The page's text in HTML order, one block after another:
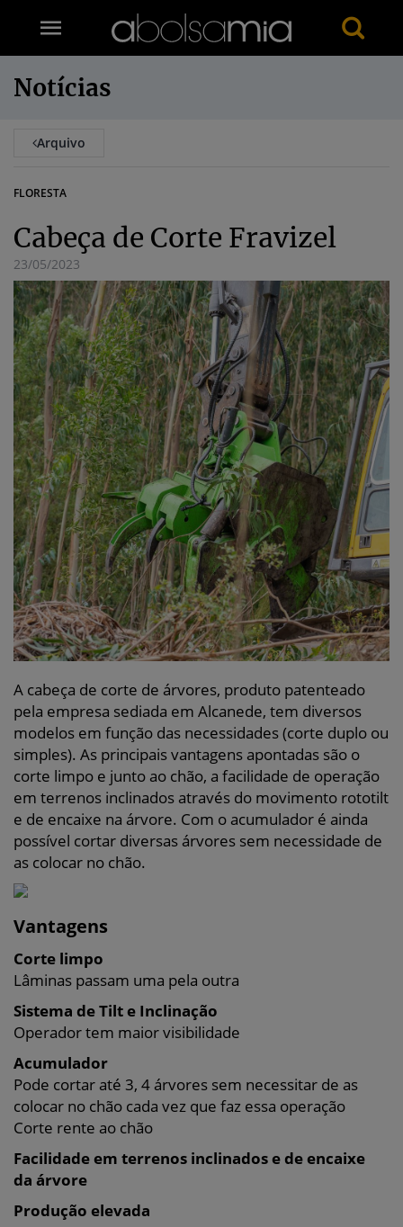
Notícias
Arquivo
FLORESTA
Cabeça de Corte Fravizel
23/05/2023
A cabeça de corte de árvores, produto patenteado
pela empresa sediada em Alcanede, tem diversos
modelos em função das necessidades (corte duplo ou
simples). As principais vantagens apontadas são o
corte limpo e junto ao chão, a facilidade de operação
em terrenos inclinados através do movimento rototilt
e de encaixe na árvore. Com o acumulador é ainda
possível cortar diversas árvores sem necessidade de
as colocar no chão.
Vantagens
Corte limpo
Lâminas passam uma pela outra
Sistema de Tilt e Inclinação
Operador tem maior visibilidade
Acumulador
Pode cortar até 3, 4 árvores sem necessitar de as
colocar no chão cada vez que faz essa operação
Corte rente ao chão
Facilidade em terrenos inclinados e de encaixe
da árvore
Produção elevada